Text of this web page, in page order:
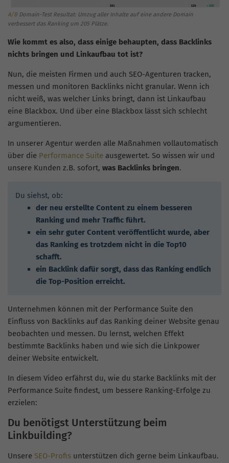
A/BDomain-Test Resultat: Umzug aller Inhalte auf eine andere Domain
verbessert das Ranking um 205 Plätze.
Wie kommt es also, dass einige behaupten, dass Backlinks
nichts bringen und Linkaufbau tot ist?
Nun, die meisten Firmen und auch SEO-Agenturen tracken,
messen und monitoren Backlinks nicht granular. Wenn ich
nicht weiß, was welcher Links bringt, dann ist Linkaufbau
eine Blackbox. Und über eine Blackbox lässt sich schlecht
argumentieren.
In unserer Agentur werden alle Maßnahmen vollautomatisch
über die Performance Suite ausgewertet. So wissen wir und
unsere Kunden z.B. sofort, was Backlinks bringen.
Du siehst, ob:
der neu erstellte Content zu einem besseren
Ranking und mehr Traffic führt.
ein sehr guter Content veröffentlicht wurde, aber
das Ranking es trotzdem nicht in die Top10
schafft.
ein Backlink dafür sorgt, dass das Ranking endlich
die Top-Position erreicht.
Unternehmen können mit der Performance Suite den
Einfluss von Backlinks auf das Ranking deiner Website genau
beobachten und messen. Du lernst, welchen Effekt
bestimmte Backlinks haben und wie sich die Linkpower
deiner Website entwickelt.
In diesem Video erfährst du, wie du starke Backlinks mit der
Performance Suite findest, um bessere Ranking-Erfolge zu
erzielen:
Du benötigst Unterstützung beim
Linkbuilding?
Unsere SEO-Profis unterstützen dich gerne beim Linkaufbau.